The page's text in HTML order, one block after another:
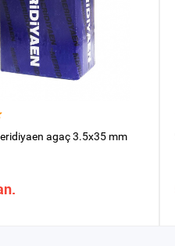
agaç 3.5x35 mm